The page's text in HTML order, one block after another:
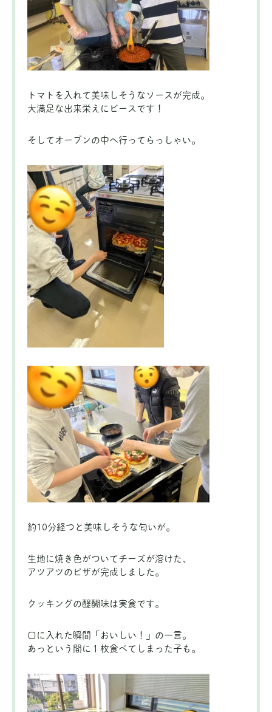
トマトを入れて美味しそうなソースが完成。
大満足な出来栄えにピースです！
そしてオーブンの中へ行ってらっしゃい。
約10分経つと美味しそうな匂いが。
生地に焼き色がついてチーズが溶けた、
アツアツのピザが完成しました。
クッキングの醍醐味は実食です。
口に入れた瞬間「おいしい！」の一言。
あっという間に１枚食べてしまった子も。